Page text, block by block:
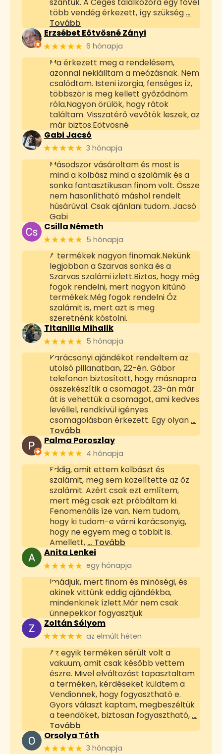
szántuk. A Céges találkozóra egy fővel
több vendég érkezett, így szükség …
Tovább
Erzsébet Eötvösné Zányi
★★★★★ 6 hónapja
Ma érkezett meg a rendelésem,
azonnal nekiálltam a meózásnak. Nem
csalódtam. Isteni izorgia, fenséges íz,
többször is meg kellett győződnöm
róla.Nagyon örülök, hogy rátok
találtam. Visszatérő vevőtök leszek, az
már biztos.Eötvösné
Gabi Jacsó
★★★★★ 3 hónapja
Másodszor vásároltam és most is
mind a kolbász mind a szalámik és a
sonka fantasztikusan finom volt. Össze
nem hasonlítható máshol rendelt
húsárúval. Csak ajánlani tudom. Jacsó
Gabi
Csilla Németh
★★★★★ 5 hónapja
A termékek nagyon finomak.Nekünk
legjobban a Szarvas sonka és a
Szarvas szalámi izlett.Biztos, hogy még
fogok rendelni, mert nagyon kitűnő
termékek.Még fogok rendelni Őz
szalámit is, mert azt is meg
szeretnénk kóstolni.
Titanilla Mihalik
★★★★★ 5 hónapja
Karácsonyi ajándékot rendeltem az
utolsó pillanatban, 22-én. Gábor
telefonon biztosított, hogy másnapra
összekészítik a csomagot. 23-án már
át is vehettük a csomagot, ami kedves
levéllel, rendkívül igényes
csomagolásban érkezett. Egy olyan …
Tovább
Palma Poroszlay
★★★★★ 4 hónapja
Eddig, amit ettem kolbászt és
szalámit, meg sem közelítette az őz
szalámit. Azért csak ezt említem,
mert még csak ezt próbáltam ki.
Fenomenális íze van. Nem tudom,
hogy ki tudom-e várni karácsonyig,
hogy ne egyem meg a többit is.
Amellett, … Tovább
Anita Lenkei
★★★★★ egy hónapja
Imádjuk, mert finom és minőségi, és
akinek vittünk eddig ajándékba,
mindenkinek ízlett.Már nem csak
ünnepekkor fogyasztjuk
Zoltán Sólyom
★★★★★ az elmúlt héten
Az egyik terméken sérült volt a
vakuum, amit csak később vettem
észre. Mivel elváltozást tapasztaltam
a terméken, kérdéseket küldtem a
Vendionnek, hogy fogyasztható e.
Gyors választ kaptam, megbeszéltük
a teendőket, biztosan fogyasztható, …
Tovább
Orsolya Tóth
★★★★★ 3 hónapja